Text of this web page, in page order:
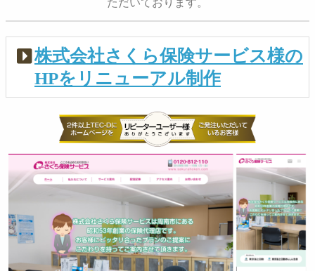
ただいております。
株式会社さくら保険サービス様の
HPをリニューアル制作